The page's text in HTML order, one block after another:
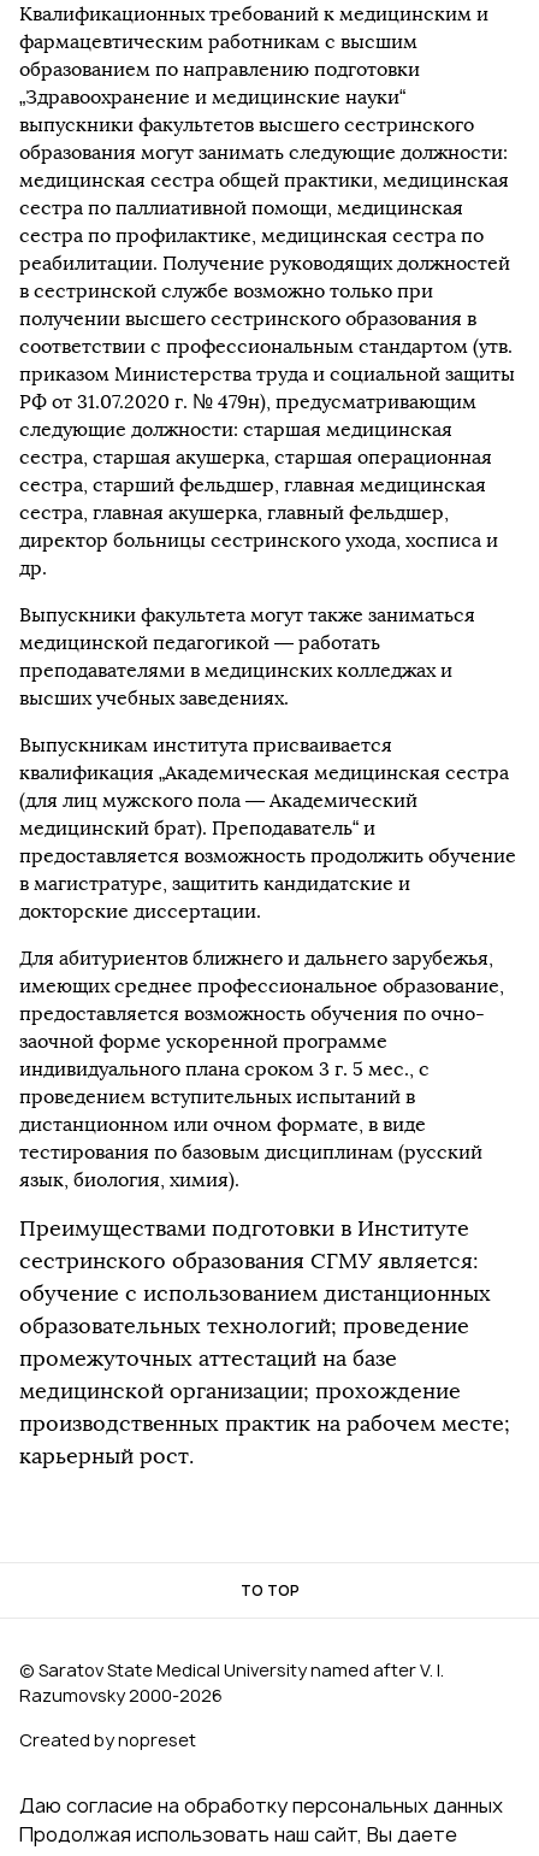
Квалификационных требований к медицинским и
фармацевтическим работникам с высшим
образованием по направлению подготовки
„Здравоохранение и медицинские науки“
выпускники факультетов высшего сестринского
образования могут занимать следующие должности:
медицинская сестра общей практики, медицинская
сестра по паллиативной помощи, медицинская
сестра по профилактике, медицинская сестра по
реабилитации. Получение руководящих должностей
в сестринской службе возможно только при
получении высшего сестринского образования в
соответствии с профессиональным стандартом (утв.
приказом Министерства труда и социальной защиты
РФ от 31.07.2020 г. № 479н), предусматривающим
следующие должности: старшая медицинская
сестра, старшая акушерка, старшая операционная
сестра, старший фельдшер, главная медицинская
сестра, главная акушерка, главный фельдшер,
директор больницы сестринского ухода, хосписа и
др.
Выпускники факультета могут также заниматься
медицинской педагогикой — работать
преподавателями в медицинских колледжах и
высших учебных заведениях.
Выпускникам института присваивается
квалификация „Академическая медицинская сестра
(для лиц мужского пола — Академический
медицинский брат). Преподаватель“ и
предоставляется возможность продолжить обучение
в магистратуре, защитить кандидатские и
докторские диссертации.
Для абитуриентов ближнего и дальнего зарубежья,
имеющих среднее профессиональное образование,
предоставляется возможность обучения по очно-
заочной форме ускоренной программе
индивидуального плана сроком 3 г. 5 мес., с
проведением вступительных испытаний в
дистанционном или очном формате, в виде
тестирования по базовым дисциплинам (русский
язык, биология, химия).
Преимуществами подготовки в Институте
сестринского образования СГМУ является:
обучение с использованием дистанционных
образовательных технологий; проведение
промежуточных аттестаций на базе
медицинской организации; прохождение
производственных практик на рабочем месте;
карьерный рост.
TO TOP
© Saratov State Medical University named after V. I.
Razumovsky 2000‑2026
Created by nopreset
Даю согласие на обработку персональных данных
Продолжая использовать наш сайт, Вы даете